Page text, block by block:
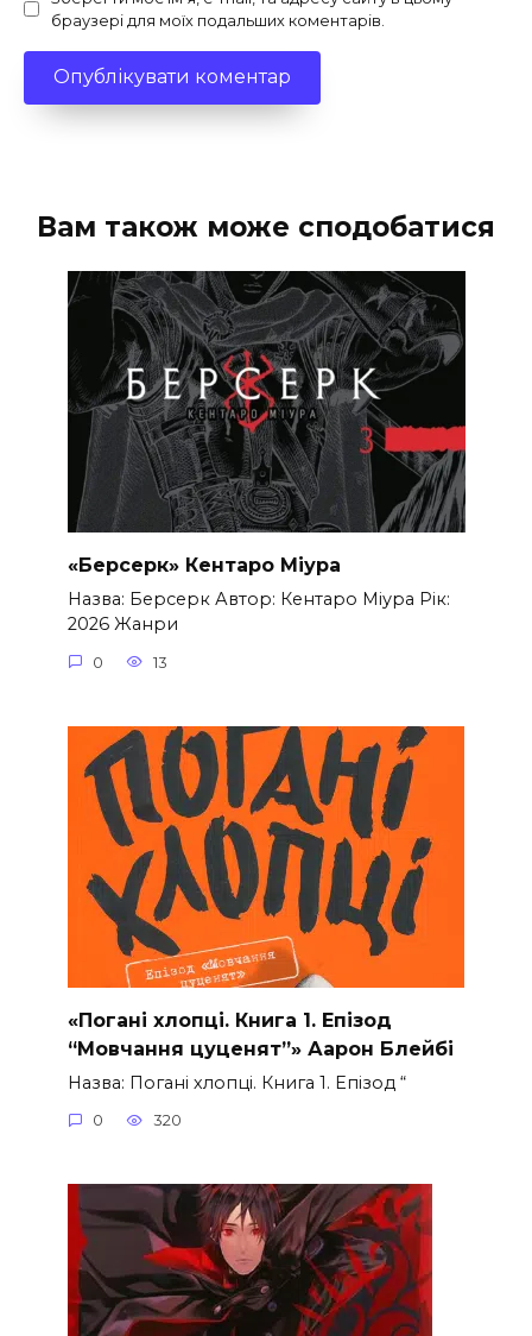
браузері для моїх подальших коментарів.
Вам також може сподобатися
«Берсерк» Кентаро Міура
Назва: Берсерк Автор: Кентаро Міура Рік:
2026 Жанри
0 13
«Погані хлопці. Книга 1. Епізод
“Мовчання цуценят”» Аарон Блейбі
Назва: Погані хлопці. Книга 1. Епізод “
0 320